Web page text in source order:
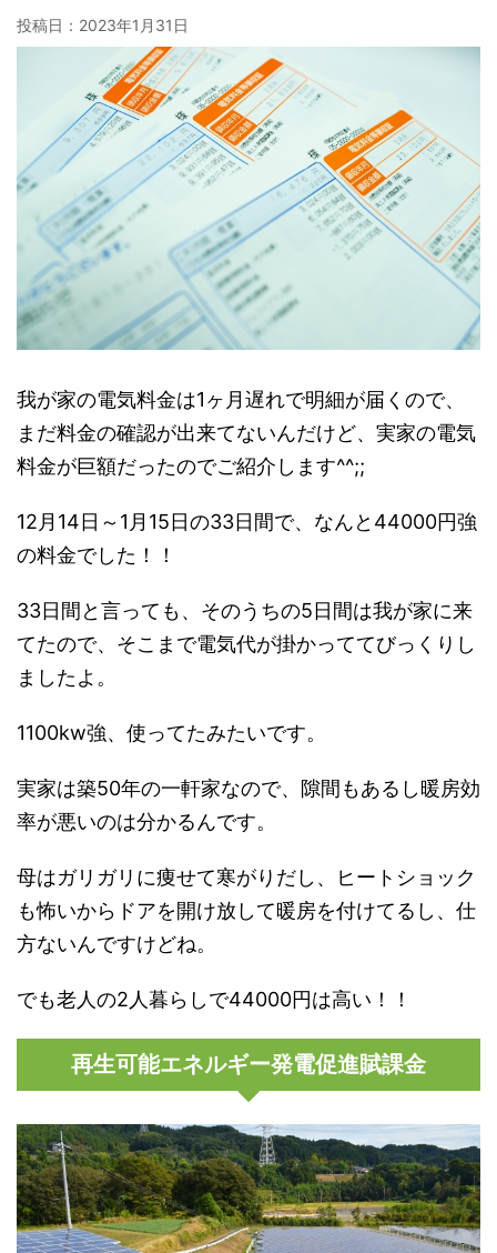
投稿日： 2023年1月31日
我が家の電気料金は1ヶ月遅れで明細が届くので、
まだ料金の確認が出来てないんだけど、実家の電気
料金が巨額だったのでご紹介します^^;;
12月14日～1月15日の33日間で、なんと44000円強
の料金でした！！
33日間と言っても、そのうちの5日間は我が家に来
てたので、そこまで電気代が掛かっててびっくりし
ましたよ。
1100kw強、使ってたみたいです。
実家は築50年の一軒家なので、隙間もあるし暖房効
率が悪いのは分かるんです。
母はガリガリに痩せて寒がりだし、ヒートショック
も怖いからドアを開け放して暖房を付けてるし、仕
方ないんですけどね。
でも老人の2人暮らしで44000円は高い！！
再生可能エネルギー発電促進賦課金